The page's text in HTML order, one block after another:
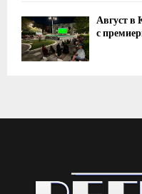
Август в
с